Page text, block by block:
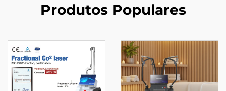
Produtos Populares